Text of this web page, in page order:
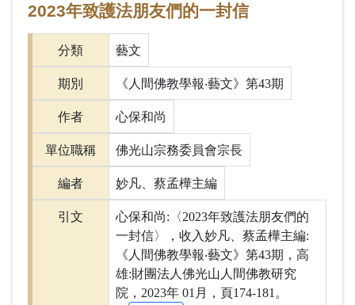
2023年致護法朋友們的一封信
分類 藝文
期別 《人間佛教學報‧藝文》第43期
作者 心保和尚
單位職稱 佛光山宗務委員會宗長
編者 妙凡、蔡孟樺主編
引文
心保和尚:〈2023年致護法朋友們的
一封信〉，收入妙凡、蔡孟樺主編:
《人間佛教學報‧藝文》第43期，高
雄:財團法人佛光山人間佛教研究
院，2023年 01月，頁174-181。